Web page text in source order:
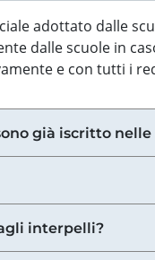
adottato dalle
dalle scuole in
e con tutti i
già iscritto nelle
interpelli?